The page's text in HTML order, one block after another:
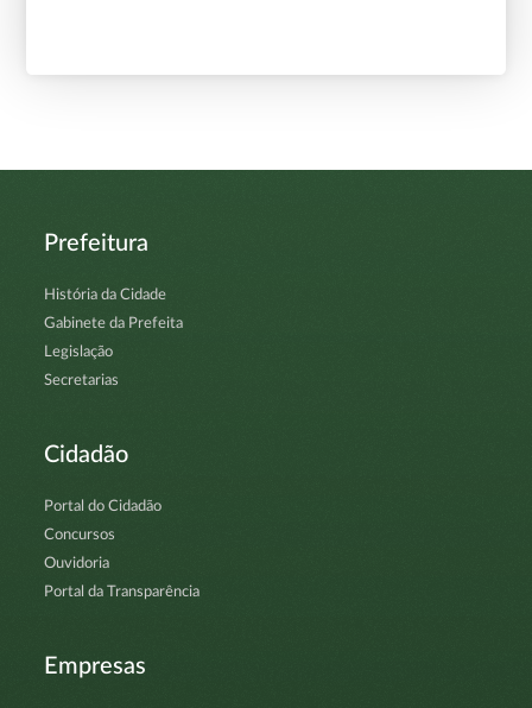
Prefeitura
História da Cidade
Gabinete da Prefeita
Legislação
Secretarias
Cidadão
Portal do Cidadão
Concursos
Ouvidoria
Portal da Transparência
Empresas